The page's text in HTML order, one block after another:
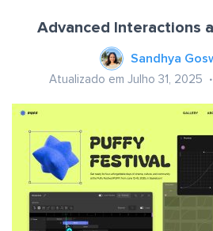
Advanced Interactions
Sandhya
Atualizado em Julho 31, 2025